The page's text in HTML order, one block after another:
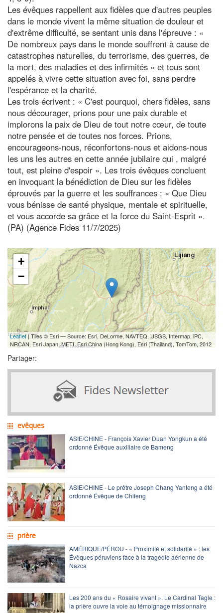
Les évêques rappellent aux fidèles que d'autres peuples
dans le monde vivent la même situation de douleur et
d'extrême difficulté, se sentant unis dans l'épreuve : «
De nombreux pays dans le monde souffrent à cause de
catastrophes naturelles, du terrorisme, des guerres, de
la mort, des maladies et des infirmités » et tous sont
appelés à vivre cette situation avec foi, sans perdre
l'espérance et la charité.
Les trois écrivent : « C'est pourquoi, chers fidèles, sans
nous décourager, prions pour une paix durable et
implorons la paix de Dieu de tout notre cœur, de toute
notre pensée et de toutes nos forces. Prions,
encourageons-nous, réconfortons-nous et aidons-nous
les uns les autres en cette année jubilaire qui , malgré
tout, est pleine d'espoir ». Les trois évêques concluent
en invoquant la bénédiction de Dieu sur les fidèles
éprouvés par la guerre et les souffrances : « Que Dieu
vous bénisse de santé physique, mentale et spirituelle,
et vous accorde sa grâce et la force du Saint-Esprit ».
(PA) (Agence Fides 11/7/2025)
+
−
Leaflet | Tiles © Esri — Source: Esri, DeLorme, NAVTEQ, USGS, Intermap, iPC,
NRCAN, Esri Japan, METI, Esri China (Hong Kong), Esri (Thailand), TomTom, 2012
Partager:
evêques
ASIE/CHINE - François Xavier Duan Yongkun a été
ordonné Évêque auxiliaire de Bameng
ASIE/CHINE - Le prêtre Joseph Chang Yanfeng a été
ordonné Évêque de Chifeng
prière
AMÉRIQUE/PÉROU - « Proximité et solidarité » : les
Évêques péruviens face à la tragédie aérienne de
Nazca
Les 200 ans du « Rosaire vivant ». Le Cardinal Tagle :
la prière ouvre la voie au témoignage missionnaire